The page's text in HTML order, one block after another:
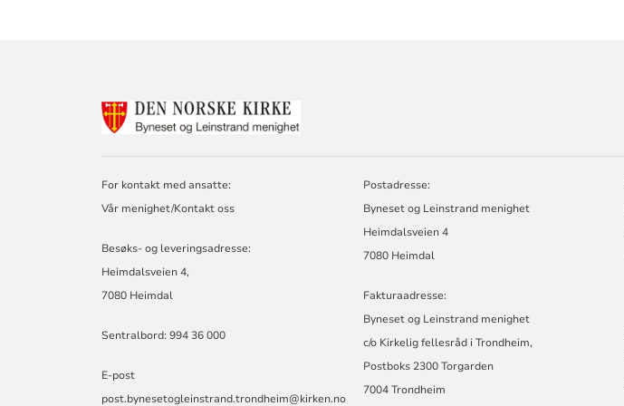
LEINSTRAND
MENIGHETER
For kontakt med ansatte:
Vår menighet/Kontakt oss
Besøks- og leveringsadresse:
Heimdalsveien 4,
7080 Heimdal
Sentralbord: 994 36 000
E-post
post.bynesetogleinstrand.trondheim@kirken.no
Postadresse:
Byneset og Leinstrand menighet
Heimdalsveien 4
7080 Heimdal
Fakturaadresse:
Byneset og Leinstrand menighet
c/o Kirkelig fellesråd i Trondheim,
Postboks 2300 Torgarden
7004 Trondheim